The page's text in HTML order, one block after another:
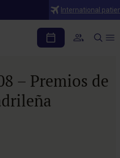
International
– Premios de